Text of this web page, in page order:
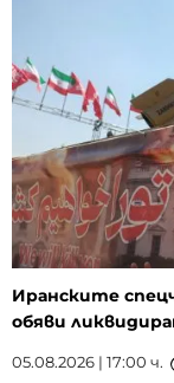
Иранските
обяви
05.08.2026 | 17:00 ч.